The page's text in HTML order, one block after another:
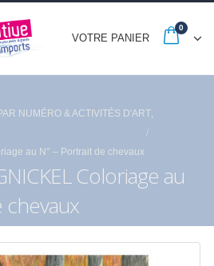
VOTRE PANIER
0
NUMÉRO & ACTIVITÉS D'ART
au N° – Portrait de chevaux
Coloriage au
chevaux